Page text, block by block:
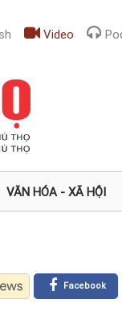
Video
VĂN HÓA - XÃ HỘI
Facebook